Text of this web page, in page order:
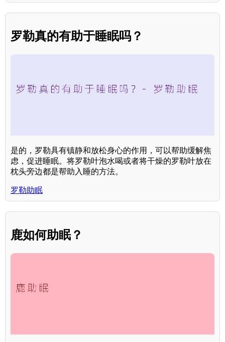
罗勒真的有助于睡眠吗？
是的，罗勒具有镇静和放松身心的作用，可以帮助缓解焦
虑，促进睡眠。将罗勒叶泡水喝或者将干燥的罗勒叶放在
枕头旁边都是帮助入睡的方法。
罗勒助眠
鹿如何助眠？